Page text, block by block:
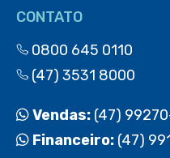
CONTATO
0800 645 0110
(47) 3531 8000
Vendas: (47)
Financeiro: (47)